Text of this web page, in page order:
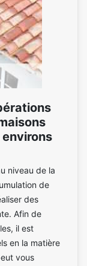
niveau de la
de
des
Afin de
il est
en la matière
vous